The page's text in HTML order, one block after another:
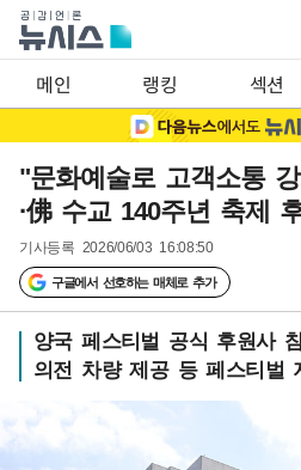
메인 랭킹 섹션
"문화예술로 고객소통
·佛 수교 140주년 축제
기사등록 2026/06/03 16:08:50
구글에서 선호하는 매체로 추가
양국 페스티벌 공식 후원사
의전 차량 제공 등 페스티벌